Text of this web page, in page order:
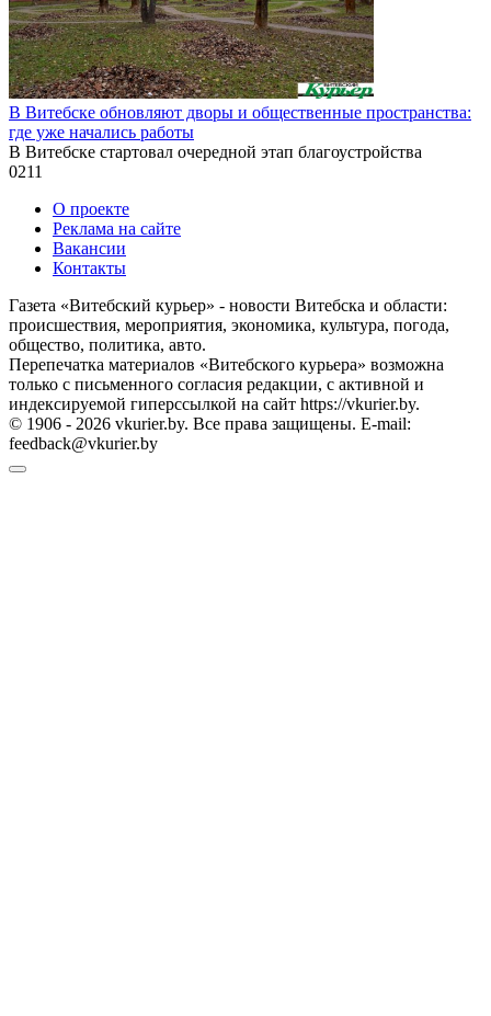
В Витебске обновляют дворы и общественные пространства:
где уже начались работы
В Витебске стартовал очередной этап благоустройства
0211
О проекте
Реклама на сайте
Вакансии
Контакты
Газета «Витебский курьер» - новости Витебска и области:
происшествия, мероприятия, экономика, культура, погода,
общество, политика, авто.
Перепечатка материалов «Витебского курьера» возможна
только с письменного согласия редакции, с активной и
индексируемой гиперссылкой на сайт https://vkurier.by.
© 1906 - 2026 vkurier.by. Все права защищены. E-mail:
feedback@vkurier.by